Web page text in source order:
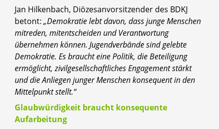
Jan Hilkenbach, Diözesanvorsitzender des BDKJ
betont: „Demokratie lebt davon, dass junge Menschen
mitreden, mitentscheiden und Verantwortung
übernehmen können. Jugendverbände sind gelebte
Demokratie. Es braucht eine Politik, die Beteiligung
ermöglicht, zivilgesellschaftliches Engagement stärkt
und die Anliegen junger Menschen konsequent in den
Mittelpunkt stellt.“
Glaubwürdigkeit braucht konsequente
Aufarbeitung